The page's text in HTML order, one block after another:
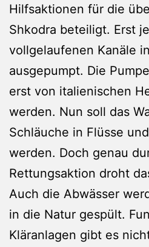
Hilfsaktionen für die
Shkodra beteiligt. Erst
vollgelaufenen Kanäle
ausgepumpt. Die
erst von italienischen
werden. Nun soll das
Schläuche in Flüsse
werden. Doch genau
Rettungsaktion droht
Auch die Abwässer
in die Natur gespült.
Kläranlagen gibt es